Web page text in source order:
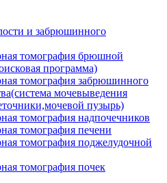
и забрюшинного
томография брюшной
программа)
томография забрюшинного
мочевыведения
пузырь)
томография надпочечников
томография печени
томография поджелудочной
томография почек